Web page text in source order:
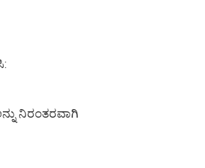
ನಿರಂತರವಾಗಿ